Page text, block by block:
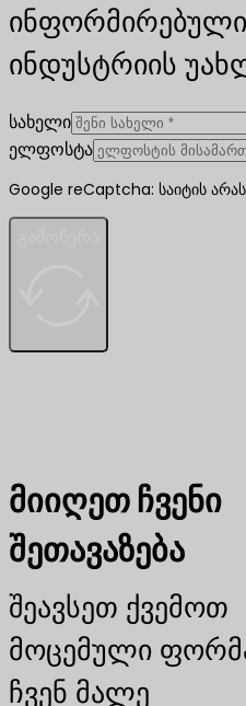
ინფორმირებული
ინდუსტრიის
სახელი
ელფოსტა
Google reCaptcha: საიტის
მიიღეთ ჩვენი
შეთავაზება
შეავსეთ ქვემოთ
მოცემული
ჩვენ მალე